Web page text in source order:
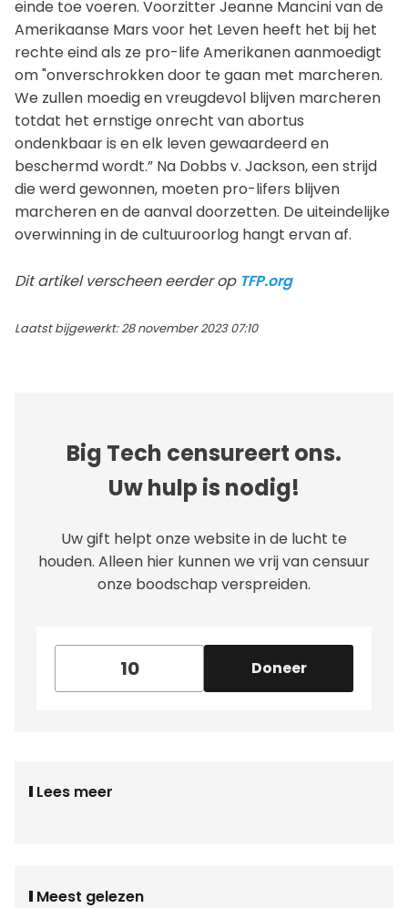
einde toe voeren. Voorzitter Jeanne Mancini van de
Amerikaanse Mars voor het Leven heeft het bij het
rechte eind als ze pro-life Amerikanen aanmoedigt
om "onverschrokken door te gaan met marcheren.
We zullen moedig en vreugdevol blijven marcheren
totdat het ernstige onrecht van abortus
ondenkbaar is en elk leven gewaardeerd en
beschermd wordt.” Na Dobbs v. Jackson, een strijd
die werd gewonnen, moeten pro-lifers blijven
marcheren en de aanval doorzetten. De uiteindelijke
overwinning in de cultuuroorlog hangt ervan af.
Dit artikel verscheen eerder op TFP.org
Laatst bijgewerkt: 28 november 2023 07:10
Big Tech censureert ons.
Uw hulp is nodig!
Uw gift helpt onze website in de lucht te
houden. Alleen hier kunnen we vrij van censuur
onze boodschap verspreiden.
Doneer
Lees meer
Meest gelezen